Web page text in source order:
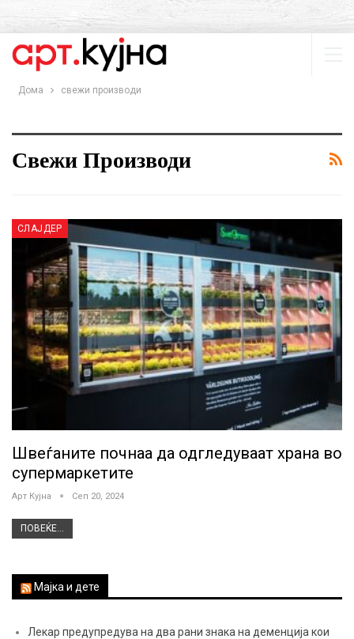
Дома свежи производи
Свежи Производи
СЛАЈДЕР
Швеѓаните почнаа да одгледуваат храна во
супермаркетите
Арт Кујна Сеп 20, 2024
ПОВЕЌЕ...
Мајка и дете
Лекар предупредува на два рани знака на деменција кои